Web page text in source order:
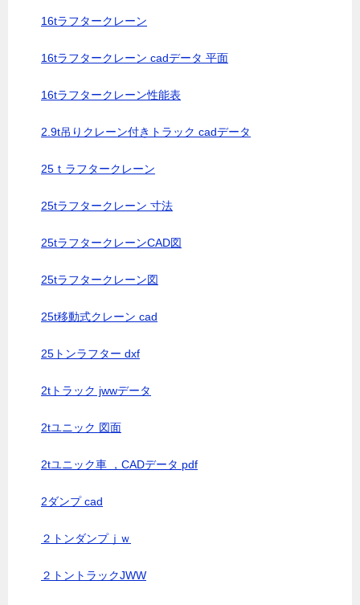
16tラフタークレーン
16tラフタークレーン cadデータ 平面
16tラフタークレーン性能表
2.9t吊りクレーン付きトラック cadデータ
25ｔラフタークレーン
25tラフタークレーン 寸法
25tラフタークレーンCAD図
25tラフタークレーン図
25t移動式クレーン cad
25トンラフター dxf
2tトラック jwwデータ
2tユニック 図面
2tユニック車 ，CADデータ pdf
2ダンプ cad
２トンダンプｊｗ
２トントラックJWW